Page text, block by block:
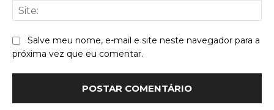
Salve meu nome, e-mail e site neste navegador para a
próxima vez que eu comentar.